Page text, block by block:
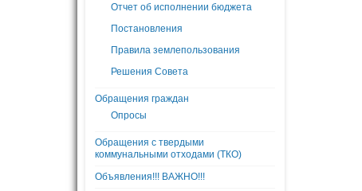
Отчет об исполнении бюджета
Постановления
Правила землепользования
Решения Совета
Обращения граждан
Опросы
Обращения с твердыми
коммунальными отходами (ТКО)
Объявления!!! ВАЖНО!!!